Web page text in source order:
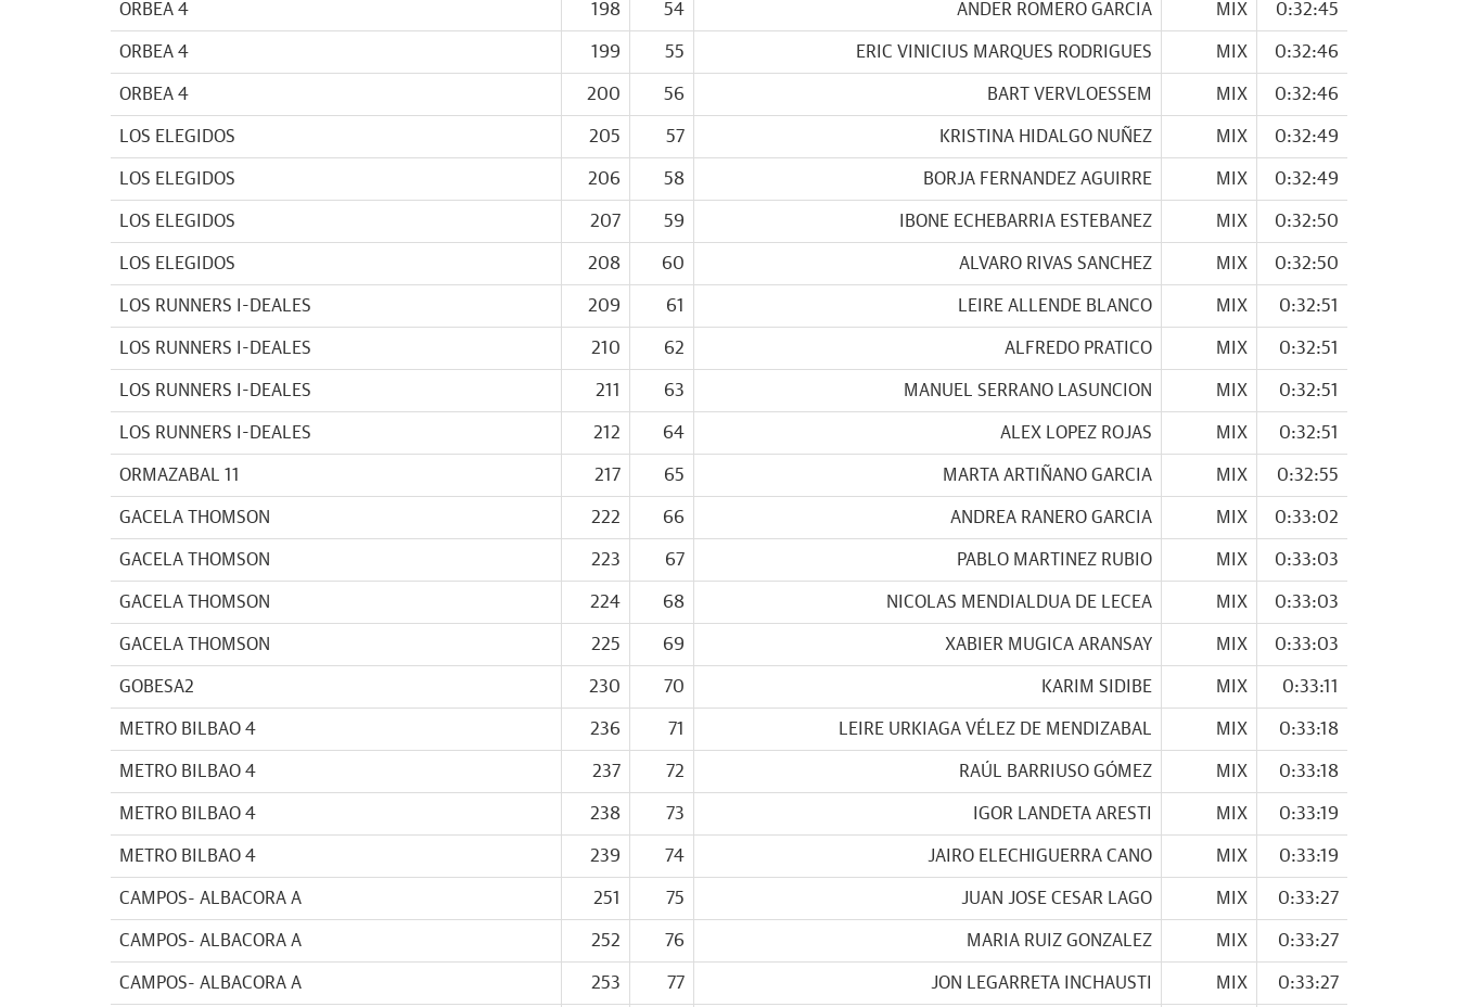
ORBEA 4 198 54 ANDER ROMERO GARCIA MIX 0:32:45
ORBEA 4 199 55 ERIC VINICIUS MARQUES RODRIGUES MIX 0:32:46
ORBEA 4 200 56 BART VERVLOESSEM MIX 0:32:46
LOS ELEGIDOS 205 57 KRISTINA HIDALGO NUÑEZ MIX 0:32:49
LOS ELEGIDOS 206 58 BORJA FERNANDEZ AGUIRRE MIX 0:32:49
LOS ELEGIDOS 207 59 IBONE ECHEBARRIA ESTEBANEZ MIX 0:32:50
LOS ELEGIDOS 208 60 ALVARO RIVAS SANCHEZ MIX 0:32:50
LOS RUNNERS I-DEALES 209 61 LEIRE ALLENDE BLANCO MIX 0:32:51
LOS RUNNERS I-DEALES 210 62 ALFREDO PRATICO MIX 0:32:51
LOS RUNNERS I-DEALES 211 63 MANUEL SERRANO LASUNCION MIX 0:32:51
LOS RUNNERS I-DEALES 212 64 ALEX LOPEZ ROJAS MIX 0:32:51
ORMAZABAL 11 217 65 MARTA ARTIÑANO GARCIA MIX 0:32:55
GACELA THOMSON 222 66 ANDREA RANERO GARCIA MIX 0:33:02
GACELA THOMSON 223 67 PABLO MARTINEZ RUBIO MIX 0:33:03
GACELA THOMSON 224 68 NICOLAS MENDIALDUA DE LECEA MIX 0:33:03
GACELA THOMSON 225 69 XABIER MUGICA ARANSAY MIX 0:33:03
GOBESA2 230 70 KARIM SIDIBE MIX 0:33:11
METRO BILBAO 4 236 71 LEIRE URKIAGA VÉLEZ DE MENDIZABAL MIX 0:33:18
METRO BILBAO 4 237 72 RAÚL BARRIUSO GÓMEZ MIX 0:33:18
METRO BILBAO 4 238 73 IGOR LANDETA ARESTI MIX 0:33:19
METRO BILBAO 4 239 74 JAIRO ELECHIGUERRA CANO MIX 0:33:19
CAMPOS- ALBACORA A 251 75 JUAN JOSE CESAR LAGO MIX 0:33:27
CAMPOS- ALBACORA A 252 76 MARIA RUIZ GONZALEZ MIX 0:33:27
CAMPOS- ALBACORA A 253 77 JON LEGARRETA INCHAUSTI MIX 0:33:27